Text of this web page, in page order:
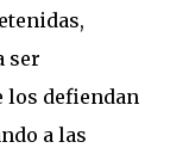
ser
los defiendan
a las